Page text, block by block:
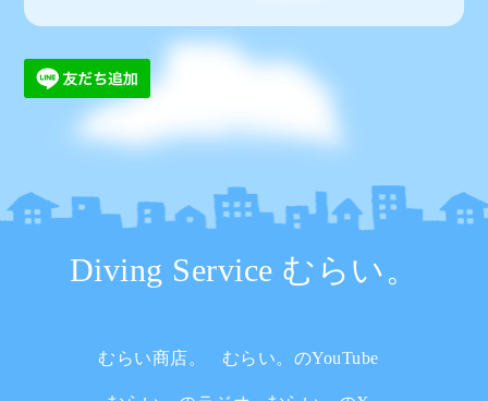
Diving Service むらい。
むらい商店。 むらい。のYouTube